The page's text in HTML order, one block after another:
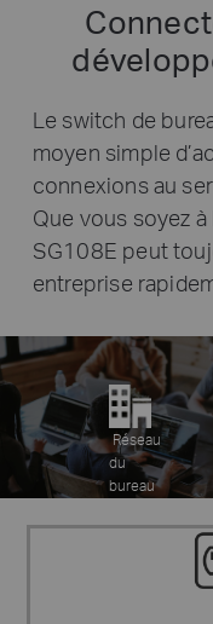
Le switch de
moyen simple
connexions au
Que vous soyez
SG108E peut
entreprise
Réseau
du
bureau